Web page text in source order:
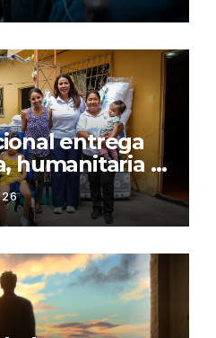
entrega
humanitaria y
Lara a
de